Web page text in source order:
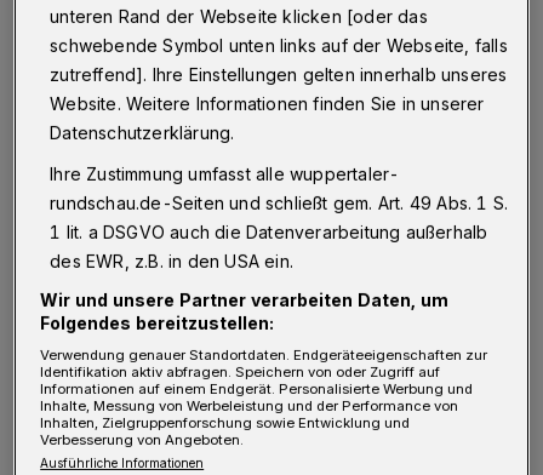
Von Jörn Koldehoff
E inen Wechsel musste der Chefcoach
vornehmen – zwangsläufig. Für den
verletzten Kapitän Tjorben Uphoff rückte
Kevin Pytlik wieder in die Innenverteidigung.
Sonst lief dieselbe Formation wie beim 2:0-
Sieg in Aachen auf.
Die erste Chance verzeichneten die Gäste
bereits nach drei Minuten. Conor Noß war frei
durch, konnte aber noch entscheidend von
unteren Rand der Webseite klicken [oder das
schwebende Symbol unten links auf der Webseite, falls
zutreffend]. Ihre Einstellungen gelten innerhalb unseres
Website. Weitere Informationen finden Sie in unserer
Datenschutzerklärung.
Ihre Zustimmung umfasst alle wuppertaler-
rundschau.de-Seiten und schließt gem. Art. 49 Abs. 1 S.
1 lit. a DSGVO auch die Datenverarbeitung außerhalb
des EWR, z.B. in den USA ein.
Wir und unsere Partner verarbeiten Daten, um
Folgendes bereitzustellen:
Verwendung genauer Standortdaten. Endgeräteeigenschaften zur
Identifikation aktiv abfragen. Speichern von oder Zugriff auf
Informationen auf einem Endgerät. Personalisierte Werbung und
Inhalte, Messung von Werbeleistung und der Performance von
Inhalten, Zielgruppenforschung sowie Entwicklung und
Verbesserung von Angeboten.
Ausführliche Informationen